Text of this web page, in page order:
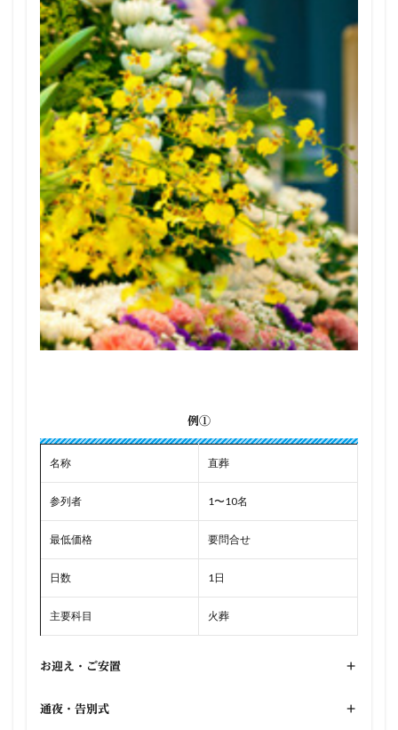
例①
名称 直葬
参列者 1〜10名
最低価格 要問合せ
日数 1日
主要科目 火葬
お迎え・ご安置 +
通夜・告別式 +